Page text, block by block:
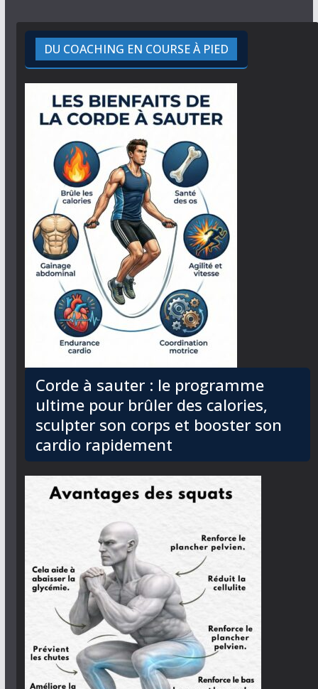
DU COACHING EN COURSE À PIED
Corde à sauter : le programme
ultime pour brûler des calories,
sculpter son corps et booster son
cardio rapidement